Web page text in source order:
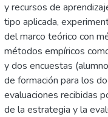
y recursos de
tipo aplicada,
del marco teórico con
métodos empíricos
y dos encuestas
de formación para los
evaluaciones recibidas
de la estrategia y la